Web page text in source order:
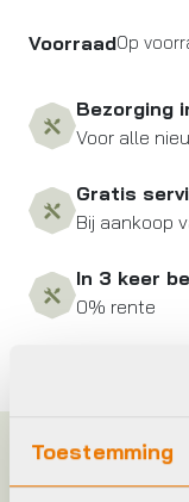
Toestemming
VoorraadOp
Bezorging
Voor alle
Gratis
Bij aankoop
In 3 keer
0% rente
Specificaties